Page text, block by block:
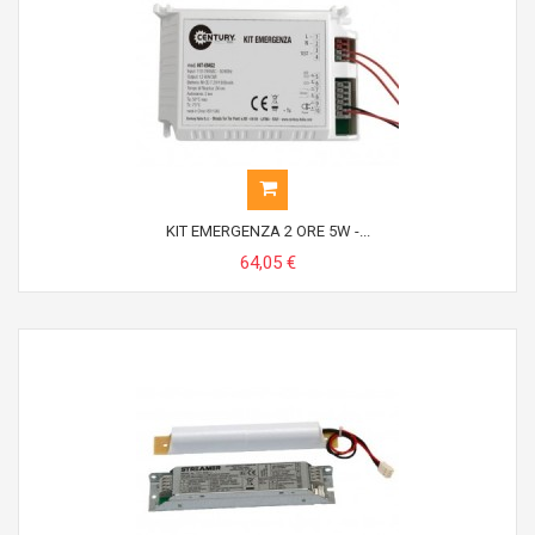
KIT EMERGENZA 2 ORE 5W -...
64,05 €